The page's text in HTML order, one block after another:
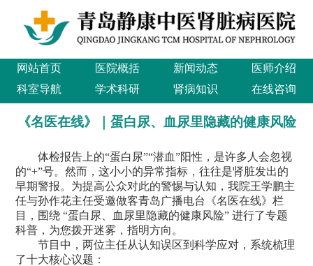
网站首页 医院概括 新闻动态
医师介绍
科室导航
学术科研 肾病知识 在线咨询
《名医在线》｜蛋白尿、血尿里隐藏的健康风险
体检报告上的“蛋白尿”“潜血”阳性，是许多人会忽视
的“+”号。然而，这小小的异常指标，往往是肾脏发出的
早期警报。为提高公众对此的警惕与认知，我院王学鹏主
任与孙作花主任受邀做客青岛广播电台《名医在线》栏
目，围绕 “蛋白尿、血尿里隐藏的健康风险” 进行了专题
科普，为您拨开迷雾，指明方向。
节目中，两位主任从认知误区到科学应对，系统梳理
了十大核心议题：